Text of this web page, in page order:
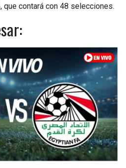
que contará con 48 selecciones.